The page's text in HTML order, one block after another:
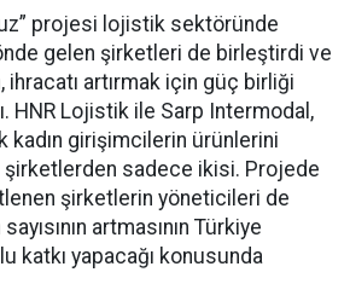
projesi lojistik sektöründe
gelen şirketleri de birleştirdi ve
ihracatı artırmak için güç birliği
HNR Lojistik ile Sarp Intermodal,
kadın girişimcilerin ürünlerini
şirketlerden sadece ikisi. Projede
şirketlerin yöneticileri de
artmasının Türkiye
katkı yapacağı konusunda